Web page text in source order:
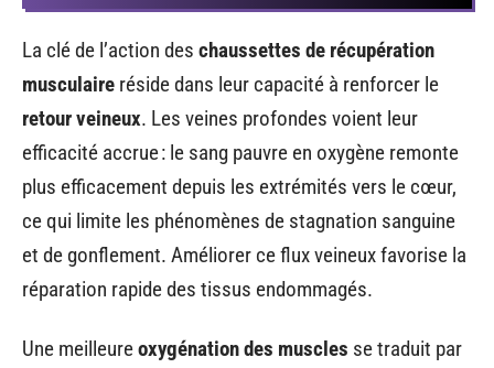
La clé de l’action des chaussettes de récupération
musculaire réside dans leur capacité à renforcer le
retour veineux. Les veines profondes voient leur
efficacité accrue : le sang pauvre en oxygène remonte
plus efficacement depuis les extrémités vers le cœur,
ce qui limite les phénomènes de stagnation sanguine
et de gonflement. Améliorer ce flux veineux favorise la
réparation rapide des tissus endommagés.
Une meilleureoxygénation des muscles se traduit par